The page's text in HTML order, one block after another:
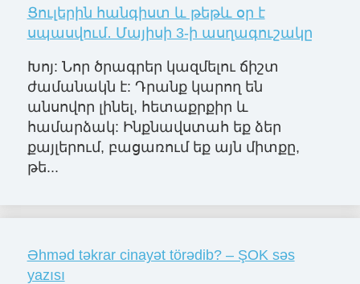
Ցուլերին հանգիստ և թեթև օր է
սպասվում․ Մայիսի 3-ի ասղագուշակը
Խոյ: Նոր ծրագրեր կազմելու ճիշտ
ժամանակն է: Դրանք կարող են
անսովոր լինել, հետաքրքիր և
համարձակ: Ինքնավստահ եք ձեր
քայլերում, բացառում եք այն միտքը,
թե...
Əhməd təkrar cinayət törədib? – ŞOK səs
yazısı